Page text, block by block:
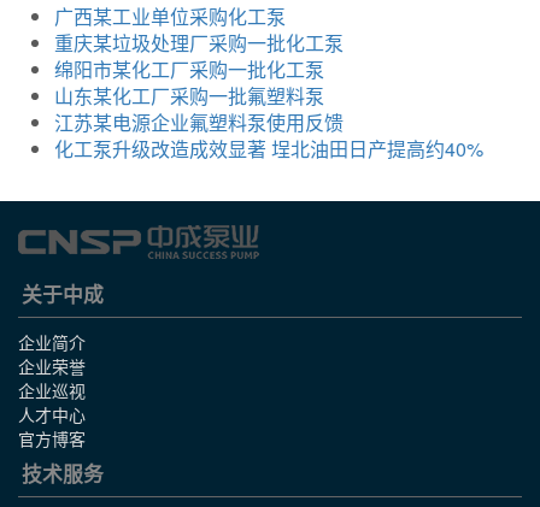
广西某工业单位采购化工泵
重庆某垃圾处理厂采购一批化工泵
绵阳市某化工厂采购一批化工泵
山东某化工厂采购一批氟塑料泵
江苏某电源企业氟塑料泵使用反馈
化工泵升级改造成效显著 埕北油田日产提高约40%
关于中成
企业简介
企业荣誉
企业巡视
人才中心
官方博客
技术服务